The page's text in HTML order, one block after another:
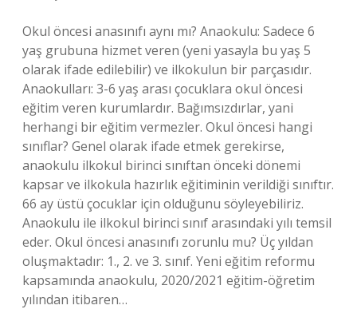
Okul öncesi anasınıfı aynı mı? Anaokulu: Sadece 6
yaş grubuna hizmet veren (yeni yasayla bu yaş 5
olarak ifade edilebilir) ve ilkokulun bir parçasıdır.
Anaokulları: 3-6 yaş arası çocuklara okul öncesi
eğitim veren kurumlardır. Bağımsızdırlar, yani
herhangi bir eğitim vermezler. Okul öncesi hangi
sınıflar? Genel olarak ifade etmek gerekirse,
anaokulu ilkokul birinci sınıftan önceki dönemi
kapsar ve ilkokula hazırlık eğitiminin verildiği sınıftır.
66 ay üstü çocuklar için olduğunu söyleyebiliriz.
Anaokulu ile ilkokul birinci sınıf arasındaki yılı temsil
eder. Okul öncesi anasınıfı zorunlu mu? Üç yıldan
oluşmaktadır: 1., 2. ve 3. sınıf. Yeni eğitim reformu
kapsamında anaokulu, 2020/2021 eğitim-öğretim
yılından itibaren…